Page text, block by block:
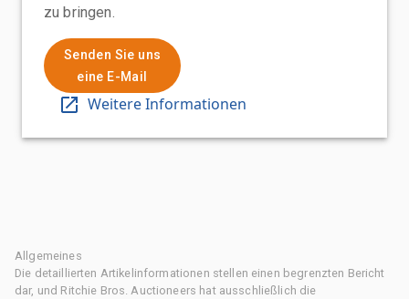
zu bringen.
Senden Sie uns
eine E-Mail
Weitere Informationen
Allgemeines
Die detaillierten Artikelinformationen stellen einen begrenzten Bericht
dar, und Ritchie Bros. Auctioneers hat ausschließlich die